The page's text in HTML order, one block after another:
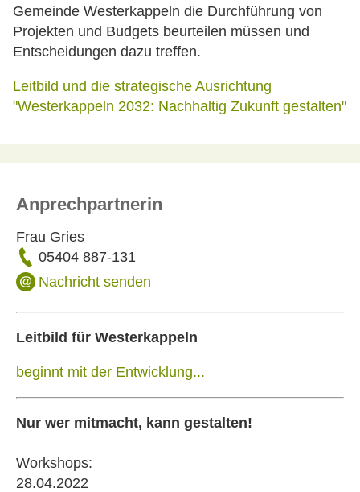
Gemeinde Westerkappeln die Durchführung von
Projekten und Budgets beurteilen müssen und
Entscheidungen dazu treffen.
Leitbild und die strategische Ausrichtung
"Westerkappeln 2032: Nachhaltig Zukunft gestalten"
Anprechpartnerin
Frau Gries
05404 887-131
Nachricht senden
Leitbild für Westerkappeln
beginnt mit der Entwicklung...
Nur wer mitmacht, kann gestalten!
Workshops:
28.04.2022